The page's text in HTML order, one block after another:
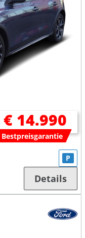
€ 14.990
Bestpreisgarantie
P
Details